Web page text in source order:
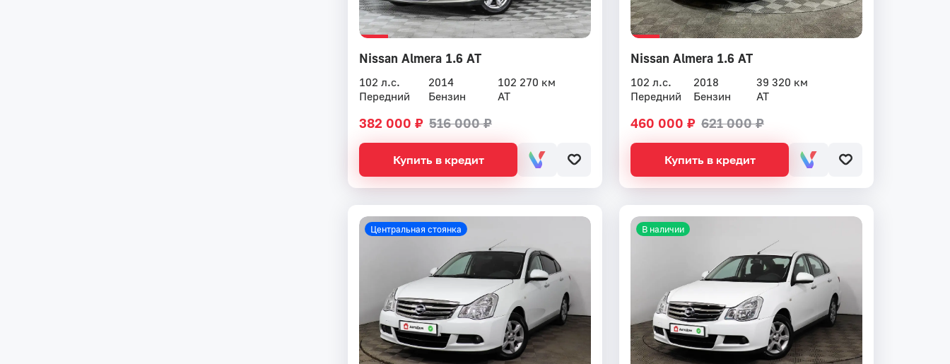
Nissan Almera 1.6 AT
102 л.с. 2014
102 270 км
Передний
Бензин AT
382 000 ₽ 516 000 ₽
Купить в кредит
Nissan Almera 1.6 AT
102 л.с. 2018
39 320 км
Передний
Бензин AT
460 000 ₽ 621 000 ₽
Купить в кредит
Центральная стоянка В наличии